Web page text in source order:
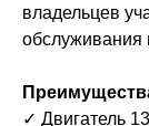
владельцев
обслуживания
✓ Двигатель